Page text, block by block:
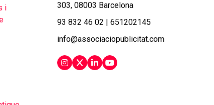
303, 08003 Barcelona
93 832 46 02 | 651202145
info@associaciopublicitat.com